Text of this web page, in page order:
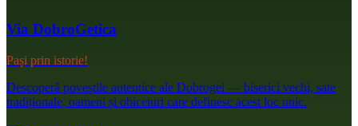
Via DobroGetica
Pași prin istorie!
Descoperă poveștile autentice ale Dobrogei — biserici vechi, sate
tradiționale, oameni și obiceiuri care definesc acest loc unic.